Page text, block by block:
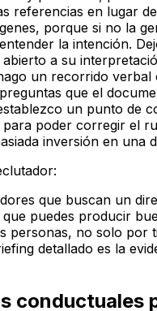
referencias en lugar
porque si no la
la intención.
a su
un recorrido verbal
que el
un punto de
poder corregir el
inversión en una
:
que buscan un
puedes producir
personas, no solo por
detallado es la
conductuales